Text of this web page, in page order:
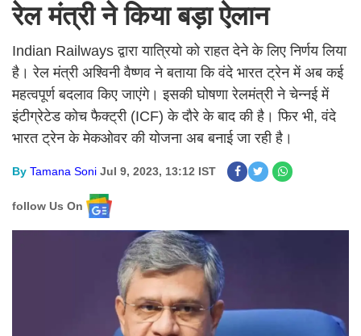
रेल मंत्री ने किया बड़ा ऐलान
Indian Railways द्वारा यात्रियो को राहत देने के लिए निर्णय लिया
है। रेल मंत्री अश्विनी वैष्णव ने बताया कि वंदे भारत ट्रेन में अब कई
महत्वपूर्ण बदलाव किए जाएंगे। इसकी घोषणा रेलमंत्री ने चेन्नई में
इंटीग्रेटेड कोच फैक्ट्री (ICF) के दौरे के बाद की है। फिर भी, वंदे
भारत ट्रेन के मेकओवर की योजना अब बनाई जा रही है।
By Tamana Soni Jul 9, 2023, 13:12 IST
follow Us On